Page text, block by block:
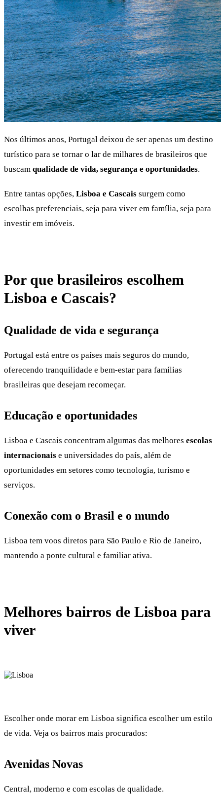
Nos últimos anos, Portugal deixou de ser apenas um destino
turístico para se tornar o lar de milhares de brasileiros que
buscam qualidade de vida, segurança e oportunidades.
Entre tantas opções, Lisboa e Cascais surgem como
escolhas preferenciais, seja para viver em família, seja para
investir em imóveis.
Por que brasileiros escolhem
Lisboa e Cascais?
Qualidade de vida e segurança
Portugal está entre os países mais seguros do mundo,
oferecendo tranquilidade e bem-estar para famílias
brasileiras que desejam recomeçar.
Educação e oportunidades
Lisboa e Cascais concentram algumas das melhores escolas
internacionais e universidades do país, além de
oportunidades em setores como tecnologia, turismo e
serviços.
Conexão com o Brasil e o mundo
Lisboa tem voos diretos para São Paulo e Rio de Janeiro,
mantendo a ponte cultural e familiar ativa.
Melhores bairros de Lisboa para
viver
Escolher onde morar em Lisboa significa escolher um estilo
de vida. Veja os bairros mais procurados:
Avenidas Novas
Central, moderno e com escolas de qualidade.